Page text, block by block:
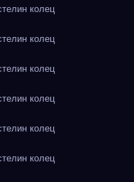
колец
колец
колец
колец
колец
колец